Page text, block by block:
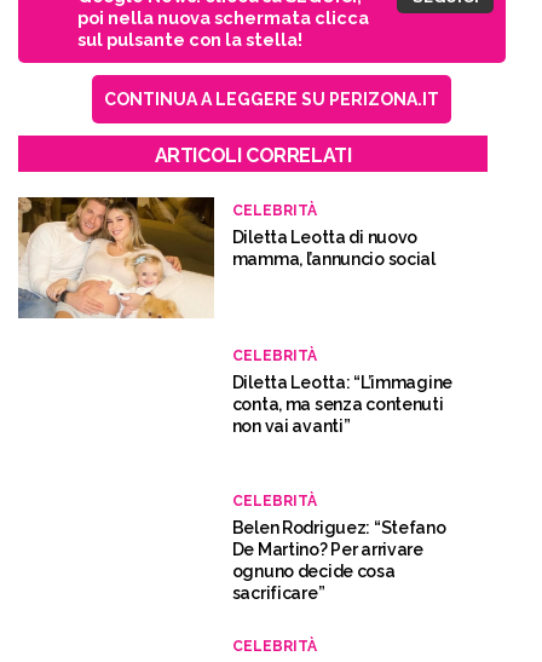
poi nella nuova schermata clicca
sul pulsante con la stella!
CONTINUA A LEGGERE SU PERIZONA.IT
ARTICOLI CORRELATI
CELEBRITÀ
Diletta Leotta di nuovo
mamma, l’annuncio social
CELEBRITÀ
Diletta Leotta: “L’immagine
conta, ma senza contenuti
non vai avanti”
CELEBRITÀ
Belen Rodriguez: “Stefano
De Martino? Per arrivare
ognuno decide cosa
sacrificare”
CELEBRITÀ